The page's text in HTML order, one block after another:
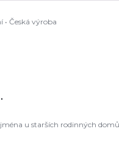
Česká výroba
u starších rodinných